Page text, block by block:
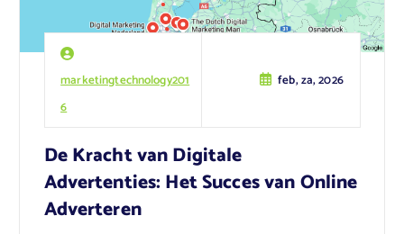
marketingtechnology201
6
feb, za, 2026
De Kracht van Digitale
Advertenties: Het Succes van Online
Adverteren